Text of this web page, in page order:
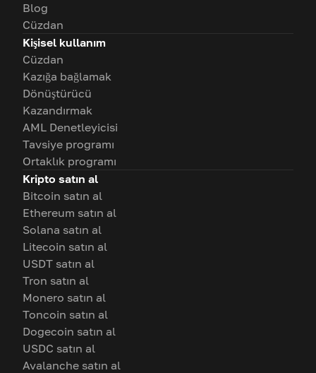
Blog
Cüzdan
Kişisel kullanım
Cüzdan
Kazığa bağlamak
Dönüştürücü
Kazandırmak
AML Denetleyicisi
Tavsiye programı
Ortaklık programı
Kripto satın al
Bitcoin satın al
Ethereum satın al
Solana satın al
Litecoin satın al
USDT satın al
Tron satın al
Monero satın al
Toncoin satın al
Dogecoin satın al
USDC satın al
Avalanche satın al